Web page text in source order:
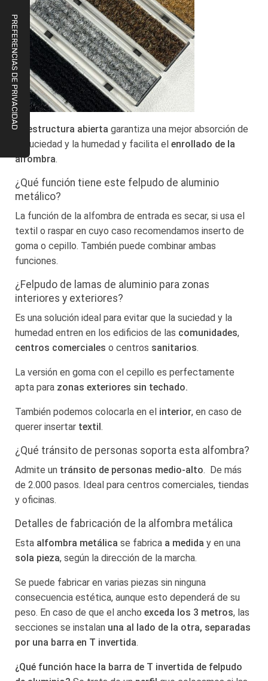
La estructura abierta garantiza una mejor absorción de
la suciedad y la humedad y facilita el enrollado de la
alfombra.
¿Qué función tiene este felpudo de aluminio
metálico?
La función de la alfombra de entrada es secar, si usa el
textil o raspar en cuyo caso recomendamos inserto de
goma o cepillo. También puede combinar ambas
funciones.
¿Felpudo de lamas de aluminio para zonas
interiores y exteriores?
Es una solución ideal para evitar que la suciedad y la
humedad entren en los edificios de las comunidades,
centros comerciales o centros sanitarios.
La versión en goma con el cepillo es perfectamente
apta para zonas exteriores sin techado.
También podemos colocarla en el interior, en caso de
querer insertar textil .
¿Qué tránsito de personas soporta esta alfombra?
Admite un tránsito de personas medio-alto. De más
de 2.000 pasos. Ideal para centros comerciales, tiendas
y oficinas.
Detalles de fabricación de la alfombra metálica
Esta alfombra metálica se fabrica a medida y en una
sola pieza, según la dirección de la marcha.
Se puede fabricar en varias piezas sin ninguna
consecuencia estética, aunque esto dependerá de su
peso. En caso de que el ancho exceda los 3 metros, las
secciones se instalan una al lado de la otra, separadas
por una barra en T invertida.
¿Qué función hace la barra de T invertida de felpudo